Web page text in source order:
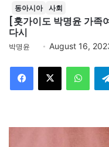
동아시아 사회
[홋가이도 박명윤 가
다시
박명윤 August 16,